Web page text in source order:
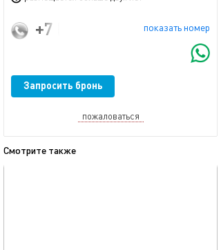
показать номер
+7 (915) 018-37-33
Запросить бронь
пожаловаться
Смотрите также